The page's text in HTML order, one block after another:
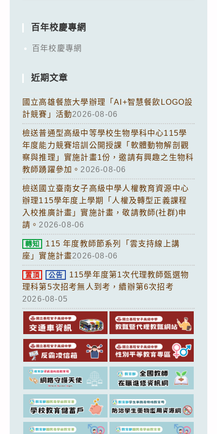
百年校慶專網
百年校慶專網
近期文章
國立高雄餐旅大學辦理「AI+智慧餐飲LOGO設
計競賽」活動2026-08-06
檢送普通型高級中等學校生物學科中心115學
年度能力競賽培訓公開授課「軟體動物解剖觀
察與推理」實施計畫1份，邀請有興趣之生物科
教師踴躍參加。 2026-08-06
檢送國立臺南女子高級中學人權教育資源中心
辦理115學年度上學期「人權及轉型正義課程
入校推廣計畫」實施計畫，敬請教師(社群)申
請。 2026-08-06
轉知
115 年度教師節系列「雲支持線上講
座」實施計畫2026-08-06
置頂 公告
115學年度第1次代理教師甄選物
理科第5次招考無人到考，續辦第6次招考
2026-08-05